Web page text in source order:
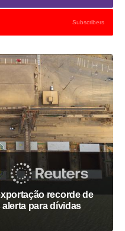
Subscribers
recorde de
para dívidas